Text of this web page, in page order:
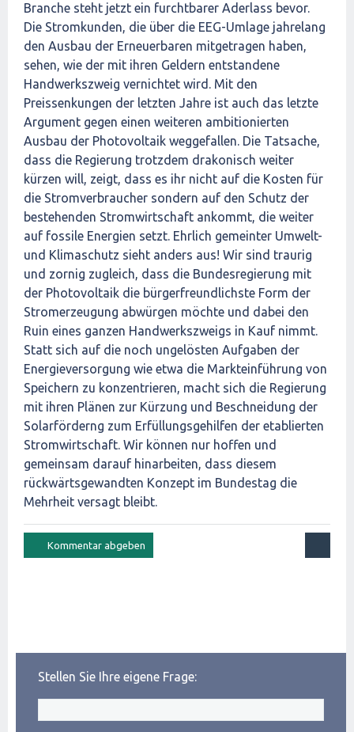
Branche steht jetzt ein furchtbarer Aderlass bevor.
Die Stromkunden, die über die EEG-Umlage jahrelang
den Ausbau der Erneuerbaren mitgetragen haben,
sehen, wie der mit ihren Geldern entstandene
Handwerkszweig vernichtet wird. Mit den
Preissenkungen der letzten Jahre ist auch das letzte
Argument gegen einen weiteren ambitionierten
Ausbau der Photovoltaik weggefallen. Die Tatsache,
dass die Regierung trotzdem drakonisch weiter
kürzen will, zeigt, dass es ihr nicht auf die Kosten für
die Stromverbraucher sondern auf den Schutz der
bestehenden Stromwirtschaft ankommt, die weiter
auf fossile Energien setzt. Ehrlich gemeinter Umwelt-
und Klimaschutz sieht anders aus! Wir sind traurig
und zornig zugleich, dass die Bundesregierung mit
der Photovoltaik die bürgerfreundlichste Form der
Stromerzeugung abwürgen möchte und dabei den
Ruin eines ganzen Handwerkszweigs in Kauf nimmt.
Statt sich auf die noch ungelösten Aufgaben der
Energieversorgung wie etwa die Markteinführung von
Speichern zu konzentrieren, macht sich die Regierung
mit ihren Plänen zur Kürzung und Beschneidung der
Solarförderng zum Erfüllungsgehilfen der etablierten
Stromwirtschaft. Wir können nur hoffen und
gemeinsam darauf hinarbeiten, dass diesem
rückwärtsgewandten Konzept im Bundestag die
Mehrheit versagt bleibt.
Stellen Sie Ihre eigene Frage: